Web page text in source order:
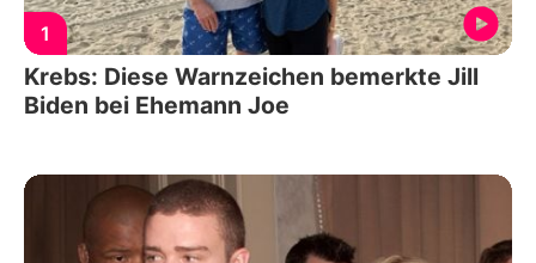
1
Krebs: Diese Warnzeichen bemerkte Jill
Biden bei Ehemann Joe